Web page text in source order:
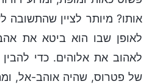
אותו? מיותר לציין
לאופן שבו הוא ביטא את
לאהוב את אלוהים. כדי להבין
של פטרוס, שהיה אוהב-אל,